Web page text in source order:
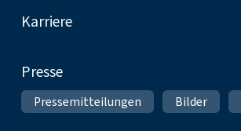
Karriere
Presse
Pressemitteilungen Bilder